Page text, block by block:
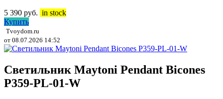
5 390 руб. in stock
Купить
Tvoydom.ru
от 08.07.2026 14:52
Светильник Maytoni Pendant Bicones
P359-PL-01-W